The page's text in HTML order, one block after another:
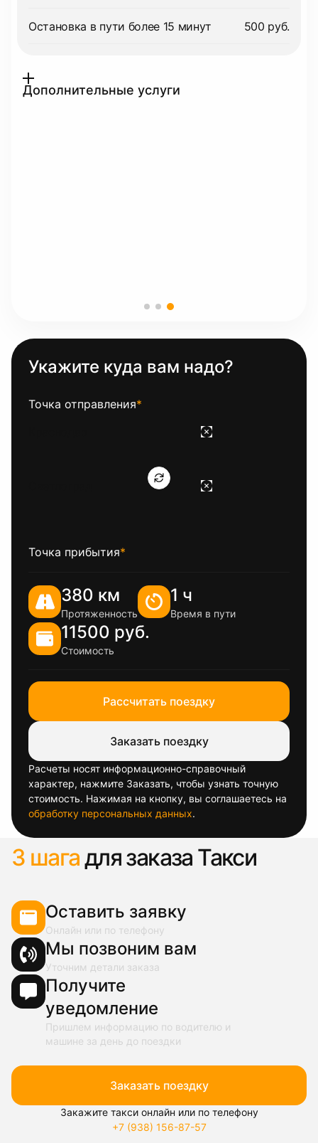
Остановка в пути более 15 минут 500 руб.
Дополнительные услуги
Укажите куда вам надо?
Точка отправления*
Точка прибытия*
380 км
Протяженность
1 ч
Время в пути
11500 руб.
Стоимость
Рассчитать поездку
Заказать поездку
Расчеты носят информационно-справочный
характер, нажмите Заказать, чтобы узнать точную
стоимость. Нажимая на кнопку, вы соглашаетесь на
обработку персональных данных.
3 шагадля заказа Такси
Оставить заявку
Онлайн или по телефону
Мы позвоним вам
Уточним детали заказа
Получите
уведомление
Пришлем информацию по водителю и
машине за день до поездки
Заказать поездку
Закажите такси онлайн или по телефону
+7 (938) 156-87-57